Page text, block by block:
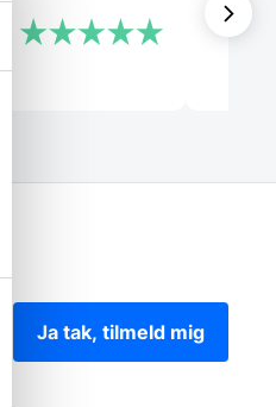
Ole
Ja tak, tilmeld mig